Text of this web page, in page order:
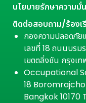
นโยบายรักษาความมั่
ติดต่อสอบถาม/ร้องเ
กองความปลอดภัย
เลขที่ 18 ถนนบร
เขตตลิ่งชัน กรุงเท
Occupational
18
Bangkok 10170